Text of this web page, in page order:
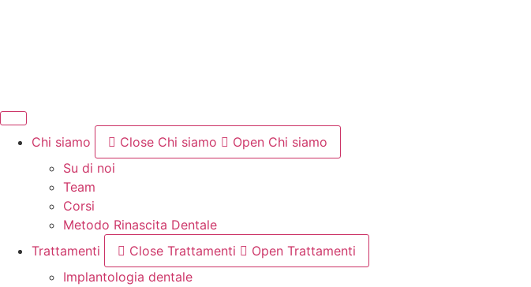
Chi siamo Close Chi siamo
Open Chi siamo
Su di noi
Team
Corsi
Metodo Rinascita Dentale
Trattamenti
Close Trattamenti
Open Trattamenti
Implantologia dentale